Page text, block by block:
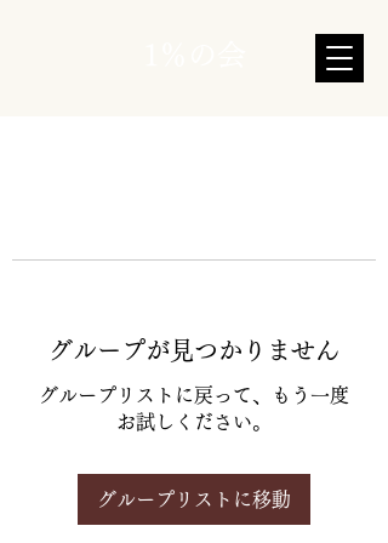
グループが見つかりません
グループリストに戻って、もう一度
お試しください。
グループリストに移動